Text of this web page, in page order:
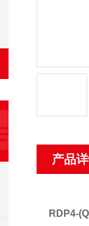
产品
RDP4-